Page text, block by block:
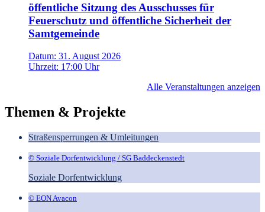
öffentliche Sitzung des Ausschusses für
Feuerschutz und öffentliche Sicherheit der
Samtgemeinde
Datum: 31. August 2026
Uhrzeit: 17:00 Uhr
Alle Veranstaltungen anzeigen
Themen & Projekte
Straßensperrungen & Umleitungen
© Soziale Dorfentwicklung / SG Baddeckenstedt
Soziale Dorfentwicklung
© EON Avacon